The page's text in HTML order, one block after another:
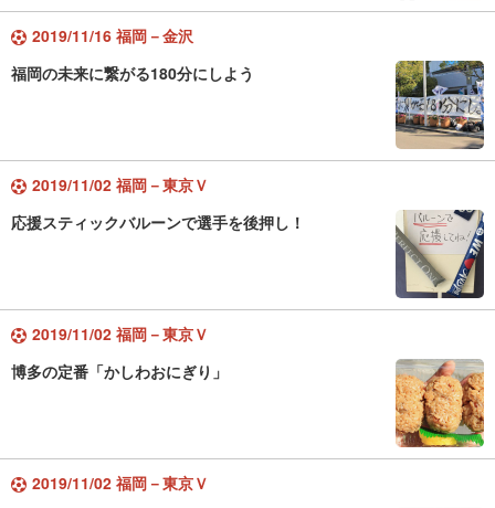
2019/11/16 福岡－金沢
福岡の未来に繋がる180分にしよう
2019/11/02 福岡－東京Ｖ
応援スティックバルーンで選手を後押し！
2019/11/02 福岡－東京Ｖ
博多の定番「かしわおにぎり」
2019/11/02 福岡－東京Ｖ